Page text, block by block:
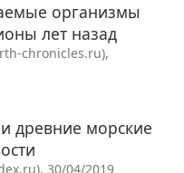
организмы
лет назад
chronicles.ru),
древние морские
30/04/2019